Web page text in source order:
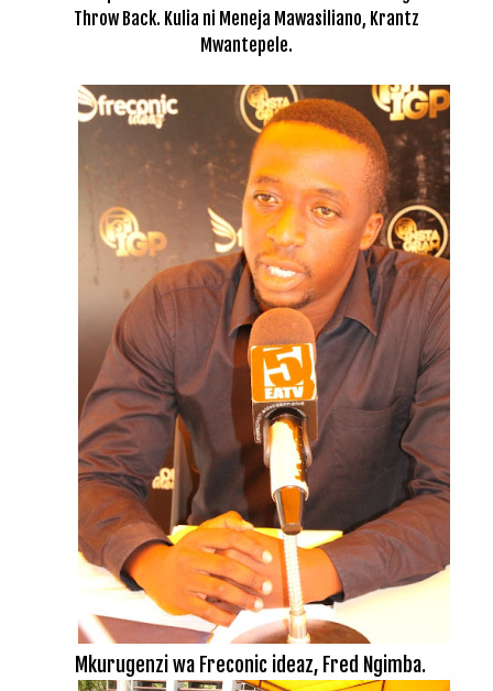
Throw Back. Kulia ni Meneja Mawasiliano, Krantz
Mwantepele.
Mkurugenzi wa Freconic ideaz, Fred Ngimba.